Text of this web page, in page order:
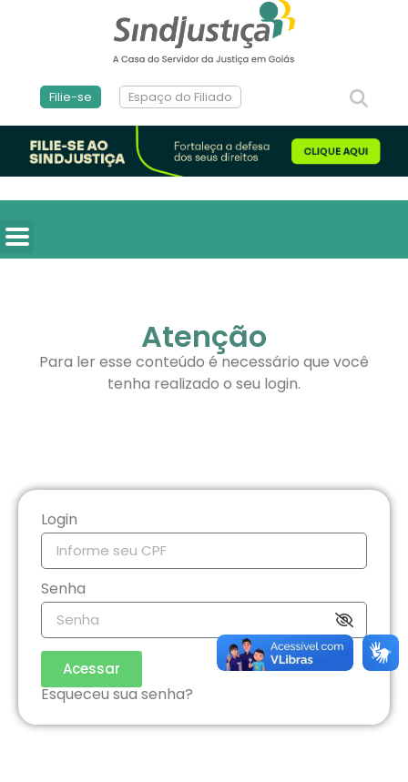
Filie-se Espaço do Filiado
Atenção
Para ler esse conteúdo é necessário que você
tenha realizado o seu login.
Login
Senha
Acessar
Esqueceu sua senha?